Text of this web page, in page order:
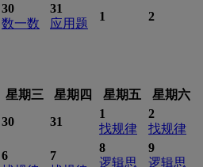
30
数一数
31
应用题
1 2
星期三 星期四 星期五
星期六
30 31
1
找规律
2
找规律
6
7
8
逻辑思
9
逻辑思